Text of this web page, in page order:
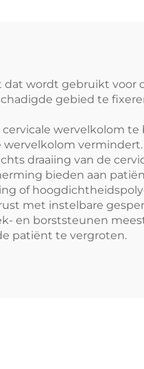
dat wordt gebruikt voor
gebied te
wervelkolom te
draaiing van de
bieden aan
of
met instelbare
en borststeunen
patiënt te vergroten.